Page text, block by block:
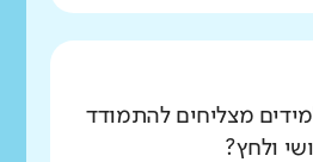
מצליחים להתמודד
ולחץ?